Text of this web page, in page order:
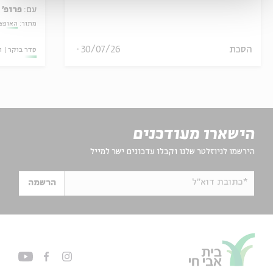
הסכת 30/07/26
עם: פרופ'
מתוך:
סדר בוקר
הישארו מעודכנים
הירשמו לניוזלטר שלנו וקבלו עדכונים ישר למייל
*כתובת דוא"ל הרשמה